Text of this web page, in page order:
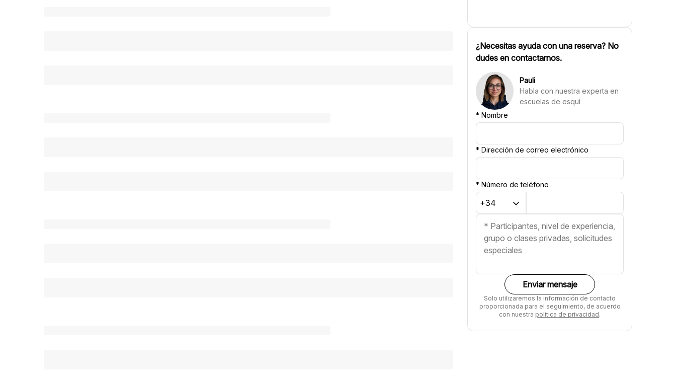
¿Necesitas ayuda con una reserva? No
dudes en contactarnos.
Pauli
Habla con nuestra experta en
escuelas de esquí
*Nombre
*Dirección de correo electrónico
*Número de teléfono
Enviar mensaje
Solo utilizaremos la información de contacto
proporcionada para el seguimiento, de acuerdo
con nuestra política de privacidad.